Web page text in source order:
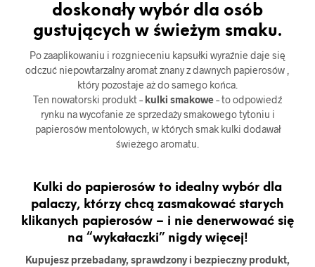
doskonały wybór dla osób
gustujących w świeżym smaku.
Po zaaplikowaniu i rozgnieceniu kapsułki wyraźnie daje się
odczuć niepowtarzalny aromat znany z dawnych papierosów ,
który pozostaje aż do samego końca.
Ten nowatorski produkt – kulki smakowe– to odpowiedź
rynku na wycofanie ze sprzedaży smakowego tytoniu i
papierosów mentolowych, w których smak kulki dodawał
świeżego aromatu.
Kulki do papierosów to idealny wybór dla
palaczy, którzy chcą zasmakować starych
klikanych papierosów – i nie denerwować się
na “wykałaczki” nigdy więcej!
Kupujesz przebadany, sprawdzony i bezpieczny produkt,